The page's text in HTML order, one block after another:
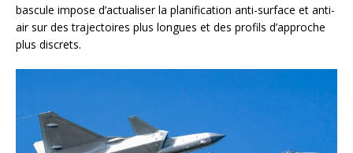
bascule impose d’actualiser la planification anti-surface et anti-
air sur des trajectoires plus longues et des profils d’approche
plus discrets.